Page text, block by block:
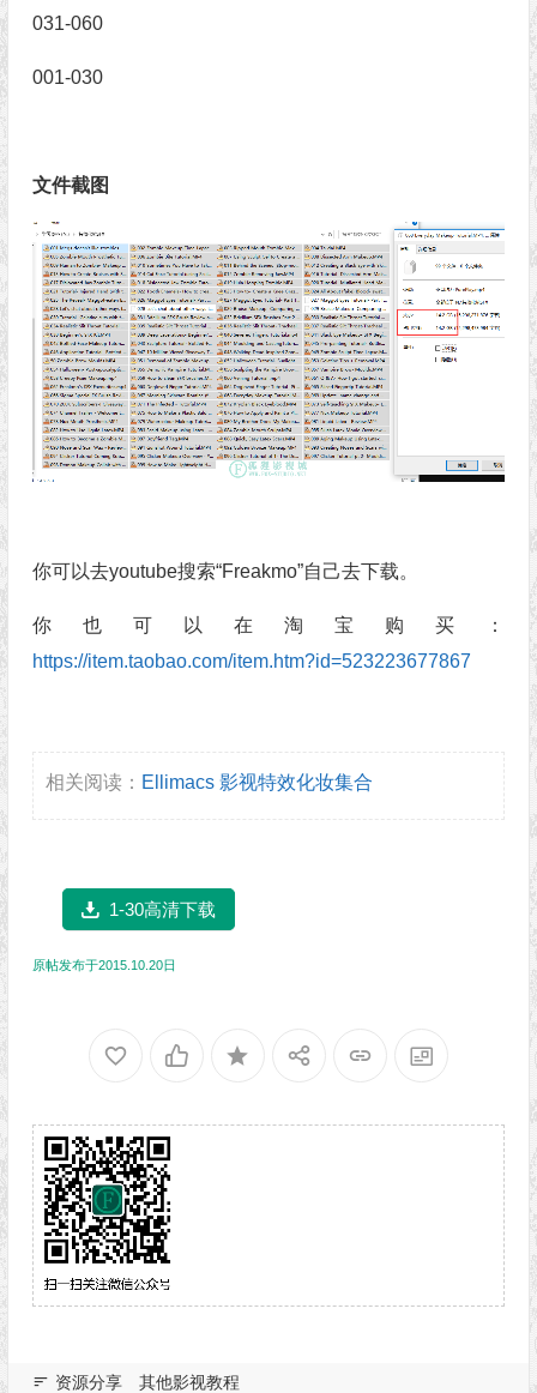
031-060
001-030
文件截图
你可以去youtube搜索“Freakmo”自己去下载。
你也可以在淘宝购买：
https://item.taobao.com/item.htm?id=523223677867
相关阅读： Ellimacs 影视特效化妆集合
1-30高清下载
原帖发布于2015.10.20日
资源分享 其他影视教程